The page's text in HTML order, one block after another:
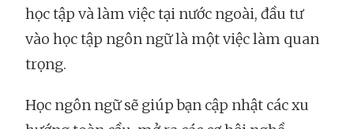
học tập và làm việc tại nước ngoài, đầu tư
vào học tập ngôn ngữ là một việc làm quan
trọng.
Học ngôn ngữ sẽ giúp bạn cập nhật các xu